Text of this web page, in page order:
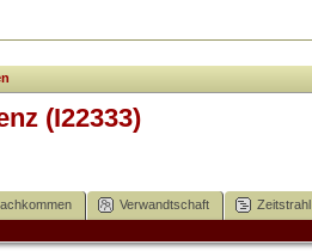
(I22333)
Verwandtschaft Zeitstrahl